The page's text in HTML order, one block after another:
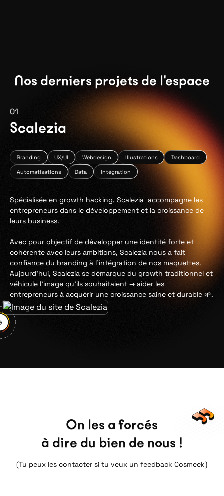
Nos derniers projets de l'espace
01
Scalezia
Branding UX/UI Webdesign Illustrations
Dashboard
Automatisations
Data Intégration
Spécialisée en growth hacking, Scalezia accompagne les
entrepreneurs dans le développement et la croissance de
leurs business.
Avec pour objectif de développer une identité forte et
cohérente avec leurs ambitions, Scalezia nous a fait
confiance du branding à l’intégration de nos maquettes.
Aujourd’hui, Scalezia se démarque du growth traditionnel et
véhicule l’image qu’ils souhaitaient → aider les
entrepreneurs à acquérir une croissance saine et durable 🌱.
On les a forcés
à dire du bien de nous !
(Tu peux les contacter si tu veux un feedback Cosmeek)